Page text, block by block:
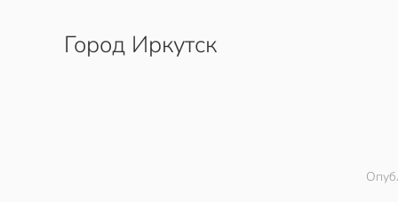
Перейти к содержимому
Город Иркутск